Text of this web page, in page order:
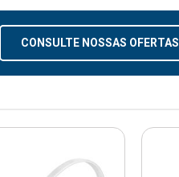
CONSULTE NOSSAS OFERTAS